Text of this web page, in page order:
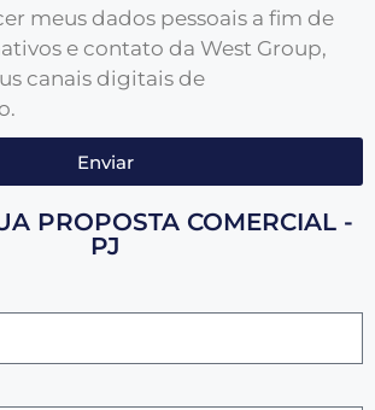
meus dados pessoais a fim de
e contato da West Group,
canais digitais de
Enviar
PROPOSTA COMERCIAL -
PJ